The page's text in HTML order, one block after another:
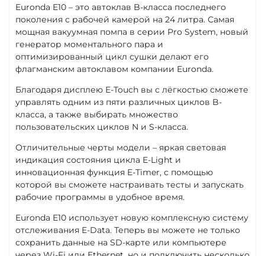
Euronda E10 – это автоклав B-класса последнего
поколения с рабочей камерой на 24 литра. Самая
мощная вакуумная помпа в серии Pro System, новый
генератор моментального пара и
оптимизированный цикл сушки делают его
флагманским автоклавом компании Euronda.
Благодаря дисплею E-Touch вы с лёгкостью сможете
управлять одним из пяти различных циклов B-
класса, а также выбирать множество
пользовательских циклов N и S-класса.
Отличительные черты модели – яркая световая
индикация состояния цикла E-Light и
инновационная функция E-Timer, с помощью
которой вы сможете настраивать тесты и запускать
рабочие программы в удобное время.
Euronda E10 использует новую комплексную систему
отслеживания E-Data. Теперь вы можете не только
сохранить данные на SD-карте или компьютере